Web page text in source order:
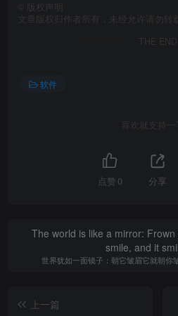
版权声明
文章版权归作者所有，未经允许请勿转
THE END
软件
喜欢就支持一
点赞 0 分享
The world is like a mirror:
smile, and it
世界犹如一面镜子：朝它皱眉它就朝你
上一篇